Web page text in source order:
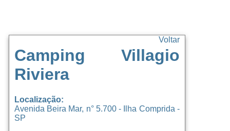
Voltar
Camping Villagio
Riviera
Localização:
Avenida Beira Mar, n° 5.700 - Ilha Comprida -
SP